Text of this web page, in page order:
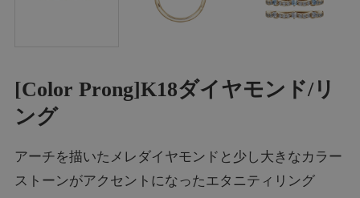
[Color Prong]K18ダイヤモンド/リ
ング
アーチを描いたメレダイヤモンドと少し大きなカラー
ストーンがアクセントになったエタニティリング